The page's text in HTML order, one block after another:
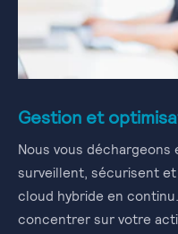
Gestion et
Nous vous
surveillent, sécurisent
cloud hybride en
concentrer sur votre